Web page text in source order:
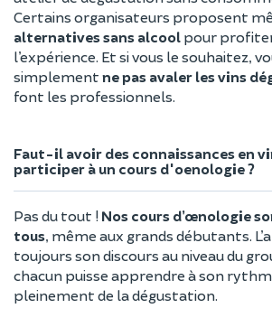
Certains organisateurs proposent
alternatives sans alcool pour
l’expérience. Et si vous le souhaitez,
simplement ne pas avaler les vins
font les professionnels.
Faut-il avoir des connaissances en
participer à un cours d'oenologie ?
Pas du tout ! Nos cours d’œnologie
tous, même aux grands débutants.
toujours son discours au niveau du
chacun puisse apprendre à son
pleinement de la dégustation.